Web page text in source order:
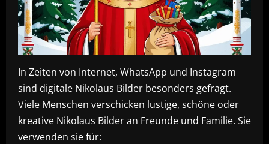
In Zeiten von Internet, WhatsApp und Instagram
sind digitale Nikolaus Bilder besonders gefragt.
Viele Menschen verschicken lustige, schöne oder
kreative Nikolaus Bilder an Freunde und Familie. Sie
verwenden sie für: